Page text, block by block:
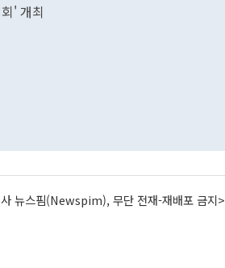
' 개최
뉴스핌(Newspim), 무단 전재-재배포 금지>